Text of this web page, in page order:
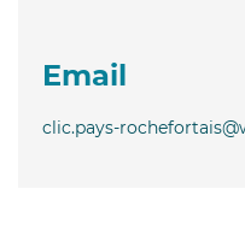
Email
clic.pays-